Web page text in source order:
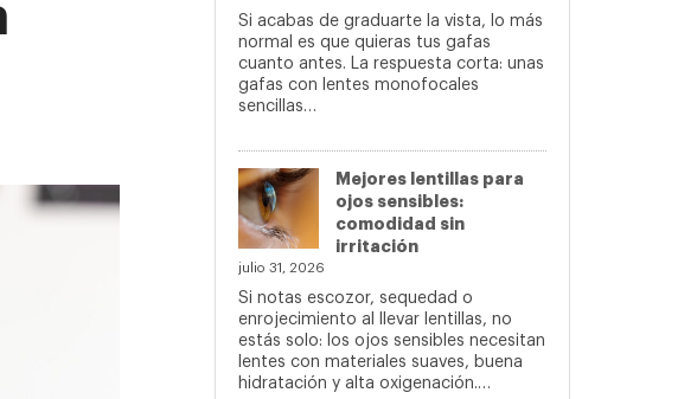
Si acabas de graduarte la vista, lo más
normal es que quieras tus gafas
cuanto antes. La respuesta corta: unas
gafas con lentes monofocales
sencillas…
Mejores lentillas para
ojos sensibles:
comodidad sin
irritación
julio 31, 2026
Si notas escozor, sequedad o
enrojecimiento al llevar lentillas, no
estás solo: los ojos sensibles necesitan
lentes con materiales suaves, buena
hidratación y alta oxigenación.…